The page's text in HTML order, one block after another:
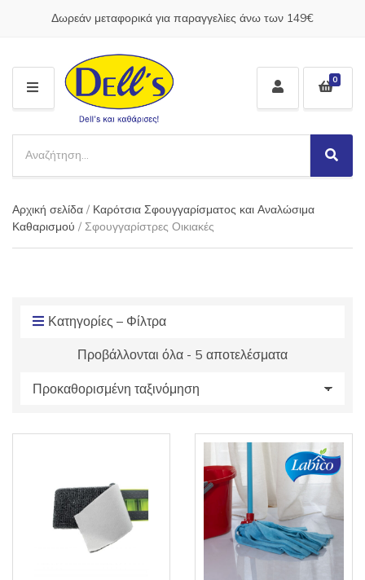
Δωρεάν μεταφορικά για παραγγελίες άνω των 149€
M
E
N
U
a
e
g
o
a
c
h
p
S
e
h
0
Αρχική σελίδα / Καρότσια Σφουγγαρίσματος και Αναλώσιμα
Καθαρισμού / Σφουγγαρίστρες Οικιακές
Κατηγορίες – Φίλτρα
Προβάλλονται όλα - 5 αποτελέσματα